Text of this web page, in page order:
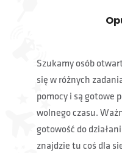
Szukamy osób
się w różnych
pomocy i są gotowe
wolnego czasu.
gotowość do
znajdzie tu coś dla